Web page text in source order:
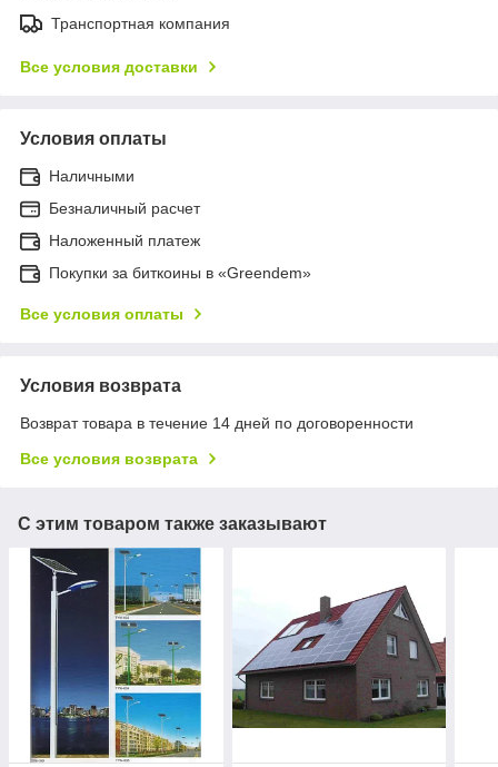
Транспортная компания
Все условия доставки
Условия оплаты
Наличными
Безналичный расчет
Наложенный платеж
Покупки за биткоины в «Greendem»
Все условия оплаты
Условия возврата
Возврат товара в течение 14 дней по договоренности
Все условия возврата
С этим товаром также заказывают